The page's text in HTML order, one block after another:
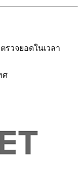
รวจยอดในเวลา
ศ